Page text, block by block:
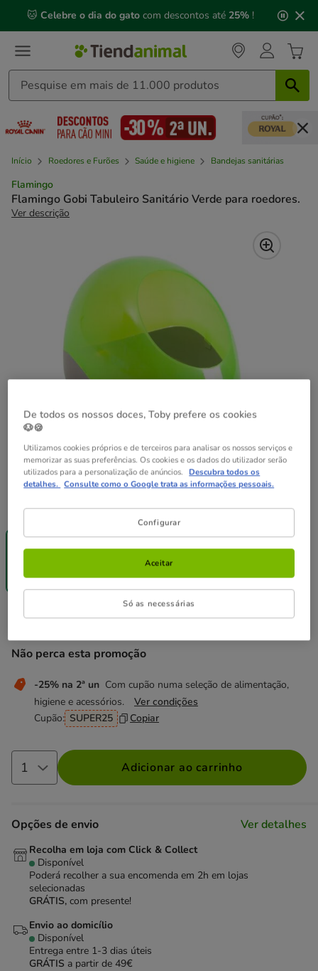
mensagem,
🐱 Celebre o dia do gato com descontos até 25% !
Início Roedores e Furões Saúde e higiene Bandejas sanitárias
Flamingo
Flamingo Gobi Tabuleiro Sanitário Verde para roedores.
Ver descrição
Tamanho:28 x 18.5 x 18 cm
28 x 18.5 x 18
un.
9.19€
Não perca esta promoção
-25% na 2ª un Com cupão numa seleção de alimentação,
higiene e acessórios.
Ver condições
Cupão: SUPER25 Copiar
Preço 9.19€
9.19€
Adicionar ao carrinho
Opções de envio Ver detalhes
Recolha em loja com Click & Collect
Disponível
Poderá recolher a sua encomenda em 2h em lojas
selecionadas
GRÁTIS, com presente!
Envio ao domicílio
Disponível
Entrega entre 1-3 dias úteis
GRÁTIS a partir de 49€
De todos os nossos doces, Toby prefere os cookies
🐶🍪
Utilizamos cookies próprios e de terceiros para analisar os nossos serviços e
memorizar as suas preferências. Os cookies e os dados do utilizador serão
utilizados para a personalização de anúncios. Descubra todos os
detalhes. Consulte como o Google trata as informações pessoais.
Configurar
Só as necessárias
Aceitar